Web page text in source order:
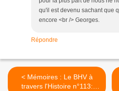
qu'il est devenu sachant que
encore <br /> Georges.
Répondre
< Mémoires : Le BHV à
travers l'Histoire n°113: